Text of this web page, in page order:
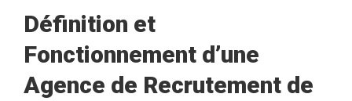
Définition et
Fonctionnement d’une
Agence de Recrutement de